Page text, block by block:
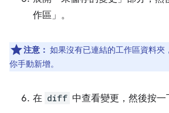
作區」 。
注意： 如果沒有已連結的工作區資料夾，
你手動新增。
在 diff 中查看變更，然後按一